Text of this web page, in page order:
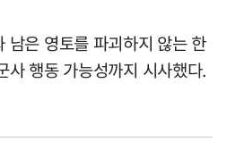
남은 영토를 파괴하지 않는 한
사 행동 가능성까지 시사했다.